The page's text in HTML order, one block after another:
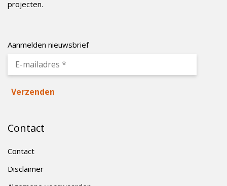
projecten.
Aanmelden nieuwsbrief
Contact
Contact
Disclaimer